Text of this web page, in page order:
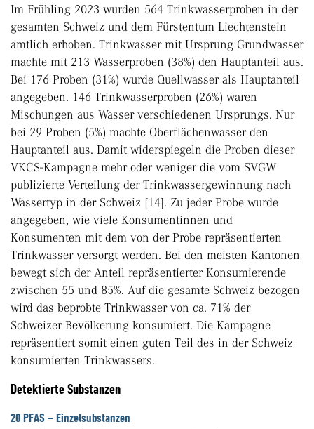
Im Frühling 2023 wurden 564 Trinkwasserproben in der
gesamten Schweiz und dem Fürstentum Liechtenstein
amtlich erhoben. Trinkwasser mit Ursprung Grundwasser
machte mit 213 Wasserproben (38%) den Hauptanteil aus.
Bei 176 Proben (31%) wurde Quellwasser als Hauptanteil
angegeben. 146 Trinkwasserproben (26%) waren
Mischungen aus Wasser verschiedenen Ursprungs. Nur
bei 29 Proben (5%) machte Oberflächenwasser den
Hauptanteil aus. Damit widerspiegeln die Proben dieser
VKCS-Kampagne mehr oder weniger die vom SVGW
publizierte Verteilung der Trinkwassergewinnung nach
Wassertyp in der Schweiz [14]. Zu jeder Probe wurde
angegeben, wie viele Konsumentinnen und
Konsumenten mit dem von der Probe repräsentierten
Trinkwasser versorgt werden. Bei den meisten Kantonen
bewegt sich der Anteil repräsentierter Konsumierende
zwischen 55 und 85%. Auf die gesamte Schweiz bezogen
wird das beprobte Trinkwasser von ca. 71% der
Schweizer Bevölkerung konsumiert. Die Kampagne
repräsentiert somit einen guten Teil des in der Schweiz
konsumierten Trinkwassers.
Detektierte Substanzen
20 PFAS – Einzelsubstanzen